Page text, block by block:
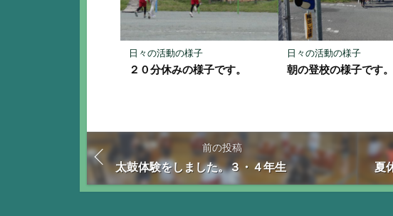
日々の活動の様子
２０分休みの様子です。
日々の活動の様子
朝の登校の様子です。
前の投稿
太鼓体験をしました。３・４年生 夏